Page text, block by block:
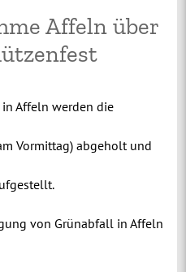
Affeln über
Affeln werden die
Vormittag) abgeholt und
von Grünabfall in Affeln